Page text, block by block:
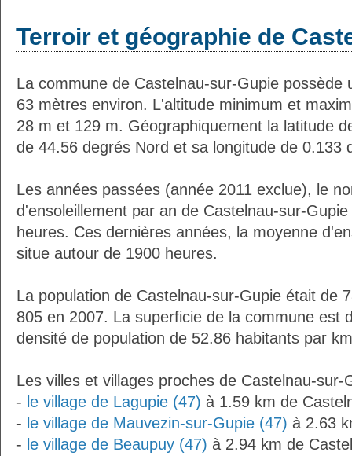
Terroir et géographie de
La commune de Castelnau-sur-Gupie possède
63 mètres environ. L'altitude minimum et
28 m et 129 m. Géographiquement la latitude
de 44.56 degrés Nord et sa longitude de 0.133
Les années passées (année 2011 exclue), le
d'ensoleillement par an de Castelnau-sur-
heures. Ces dernières années, la moyenne
situe autour de 1900 heures.
La population de Castelnau-sur-Gupie était de
805 en 2007. La superficie de la commune est
densité de population de 52.86 habitants par
Les villes et villages proches de Castelnau-sur-
- le village de Lagupie (47) à 1.59 km de
- le village de Mauvezin-sur-Gupie (47) à 2.63
- le village de Beaupuy (47) à 2.94 km de